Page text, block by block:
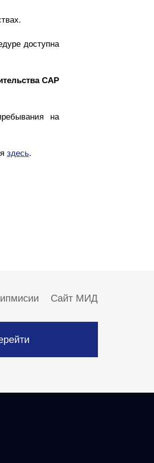
доступна
САР
на
здесь.
Сайт МИД